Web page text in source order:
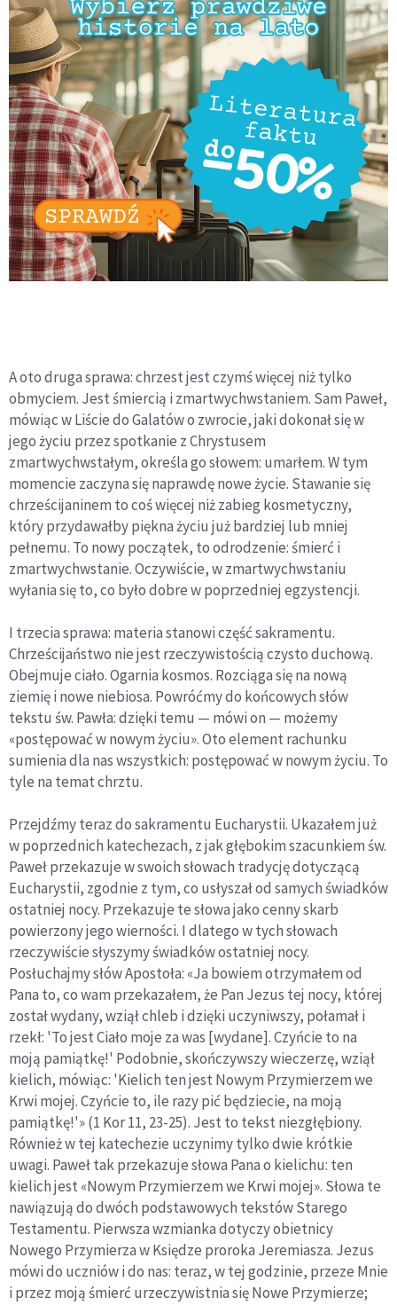
A oto druga sprawa: chrzest jest czymś więcej niż tylko
obmyciem. Jest śmiercią i zmartwychwstaniem. Sam Paweł,
mówiąc w Liście do Galatów o zwrocie, jaki dokonał się w
jego życiu przez spotkanie z Chrystusem
zmartwychwstałym, określa go słowem: umarłem. W tym
momencie zaczyna się naprawdę nowe życie. Stawanie się
chrześcijaninem to coś więcej niż zabieg kosmetyczny,
który przydawałby piękna życiu już bardziej lub mniej
pełnemu. To nowy początek, to odrodzenie: śmierć i
zmartwychwstanie. Oczywiście, w zmartwychwstaniu
wyłania się to, co było dobre w poprzedniej egzystencji.
I trzecia sprawa: materia stanowi część sakramentu.
Chrześcijaństwo nie jest rzeczywistością czysto duchową.
Obejmuje ciało. Ogarnia kosmos. Rozciąga się na nową
ziemię i nowe niebiosa. Powróćmy do końcowych słów
tekstu św. Pawła: dzięki temu — mówi on — możemy
«postępować w nowym życiu». Oto element rachunku
sumienia dla nas wszystkich: postępować w nowym życiu. To
tyle na temat chrztu.
Przejdźmy teraz do sakramentu Eucharystii. Ukazałem już
w poprzednich katechezach, z jak głębokim szacunkiem św.
Paweł przekazuje w swoich słowach tradycję dotyczącą
Eucharystii, zgodnie z tym, co usłyszał od samych świadków
ostatniej nocy. Przekazuje te słowa jako cenny skarb
powierzony jego wierności. I dlatego w tych słowach
rzeczywiście słyszymy świadków ostatniej nocy.
Posłuchajmy słów Apostoła: «Ja bowiem otrzymałem od
Pana to, co wam przekazałem, że Pan Jezus tej nocy, której
został wydany, wziął chleb i dzięki uczyniwszy, połamał i
rzekł: 'To jest Ciało moje za was [wydane]. Czyńcie to na
moją pamiątkę!' Podobnie, skończywszy wieczerzę, wziął
kielich, mówiąc: 'Kielich ten jest Nowym Przymierzem we
Krwi mojej. Czyńcie to, ile razy pić będziecie, na moją
pamiątkę!'» (1 Kor 11, 23-25). Jest to tekst niezgłębiony.
Również w tej katechezie uczynimy tylko dwie krótkie
uwagi. Paweł tak przekazuje słowa Pana o kielichu: ten
kielich jest «Nowym Przymierzem we Krwi mojej». Słowa te
nawiązują do dwóch podstawowych tekstów Starego
Testamentu. Pierwsza wzmianka dotyczy obietnicy
Nowego Przymierza w Księdze proroka Jeremiasza. Jezus
mówi do uczniów i do nas: teraz, w tej godzinie, przeze Mnie
i przez moją śmierć urzeczywistnia się Nowe Przymierze;